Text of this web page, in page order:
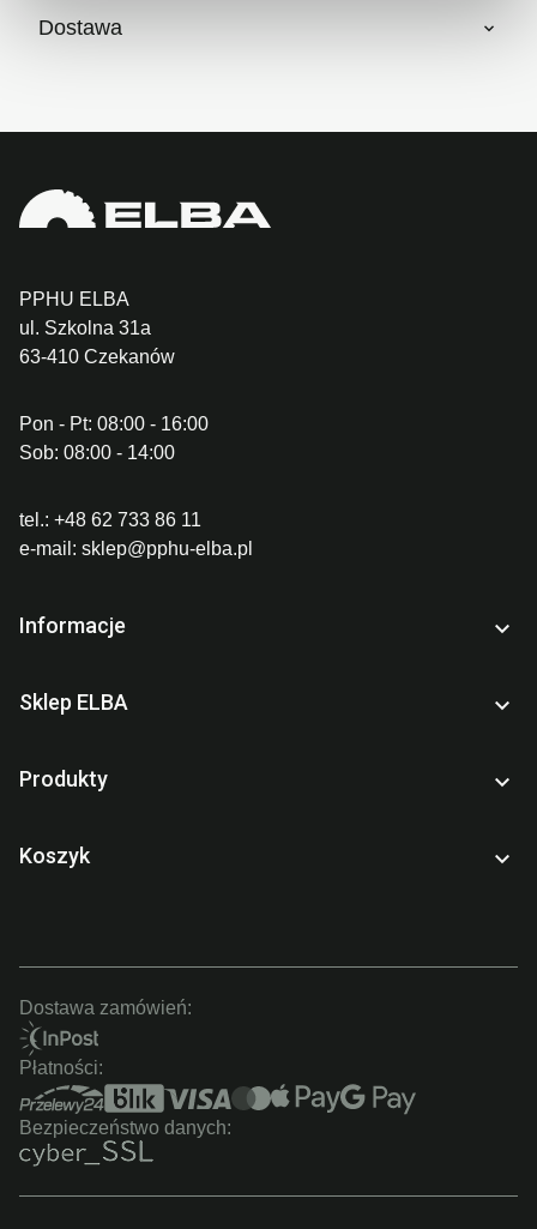
Dostawa
PPHU ELBA
ul. Szkolna 31a
63-410 Czekanów
Pon - Pt: 08:00 - 16:00
Sob: 08:00 - 14:00
tel.: +48 62 733 86 11
e-mail: sklep@pphu-elba.pl
Informacje 
Sklep ELBA 
Produkty 
Koszyk 
Dostawa zamówień:
Płatności:
Bezpieczeństwo danych: